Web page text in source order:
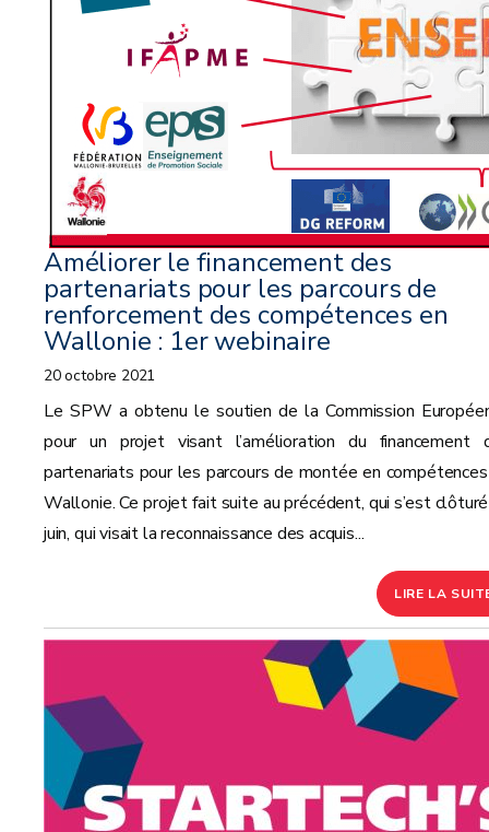
Améliorer le financement des
partenariats pour les parcours de
renforcement des compétences en
Wallonie : 1er webinaire
20 octobre 2021
Le SPW a obtenu le soutien de la Commission
pour un projet visant l’amélioration du financement
partenariats pour les parcours de montée en
Wallonie. Ce projet fait suite au précédent, qui s’est
juin, qui visait la reconnaissance des acquis...
LIRE LA